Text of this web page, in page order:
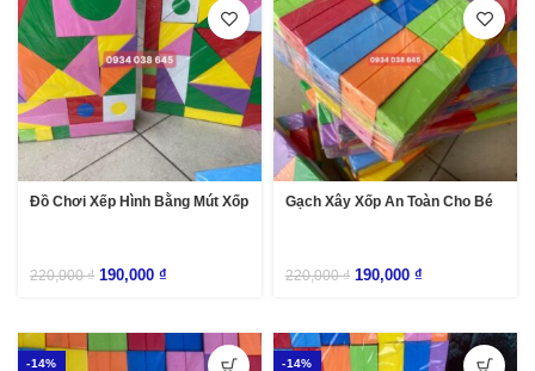
Đồ Chơi Xếp Hình Bằng Mút Xốp
220,000₫ 190,000 ₫
Gạch Xây Xốp An Toàn Cho Bé
220,000₫ 190,000 ₫
-14% -14%